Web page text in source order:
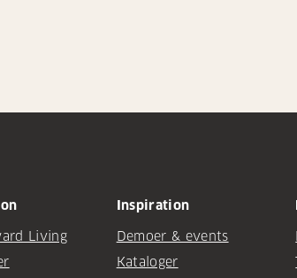
Living
Inspiration
Demoer & events
Kataloger